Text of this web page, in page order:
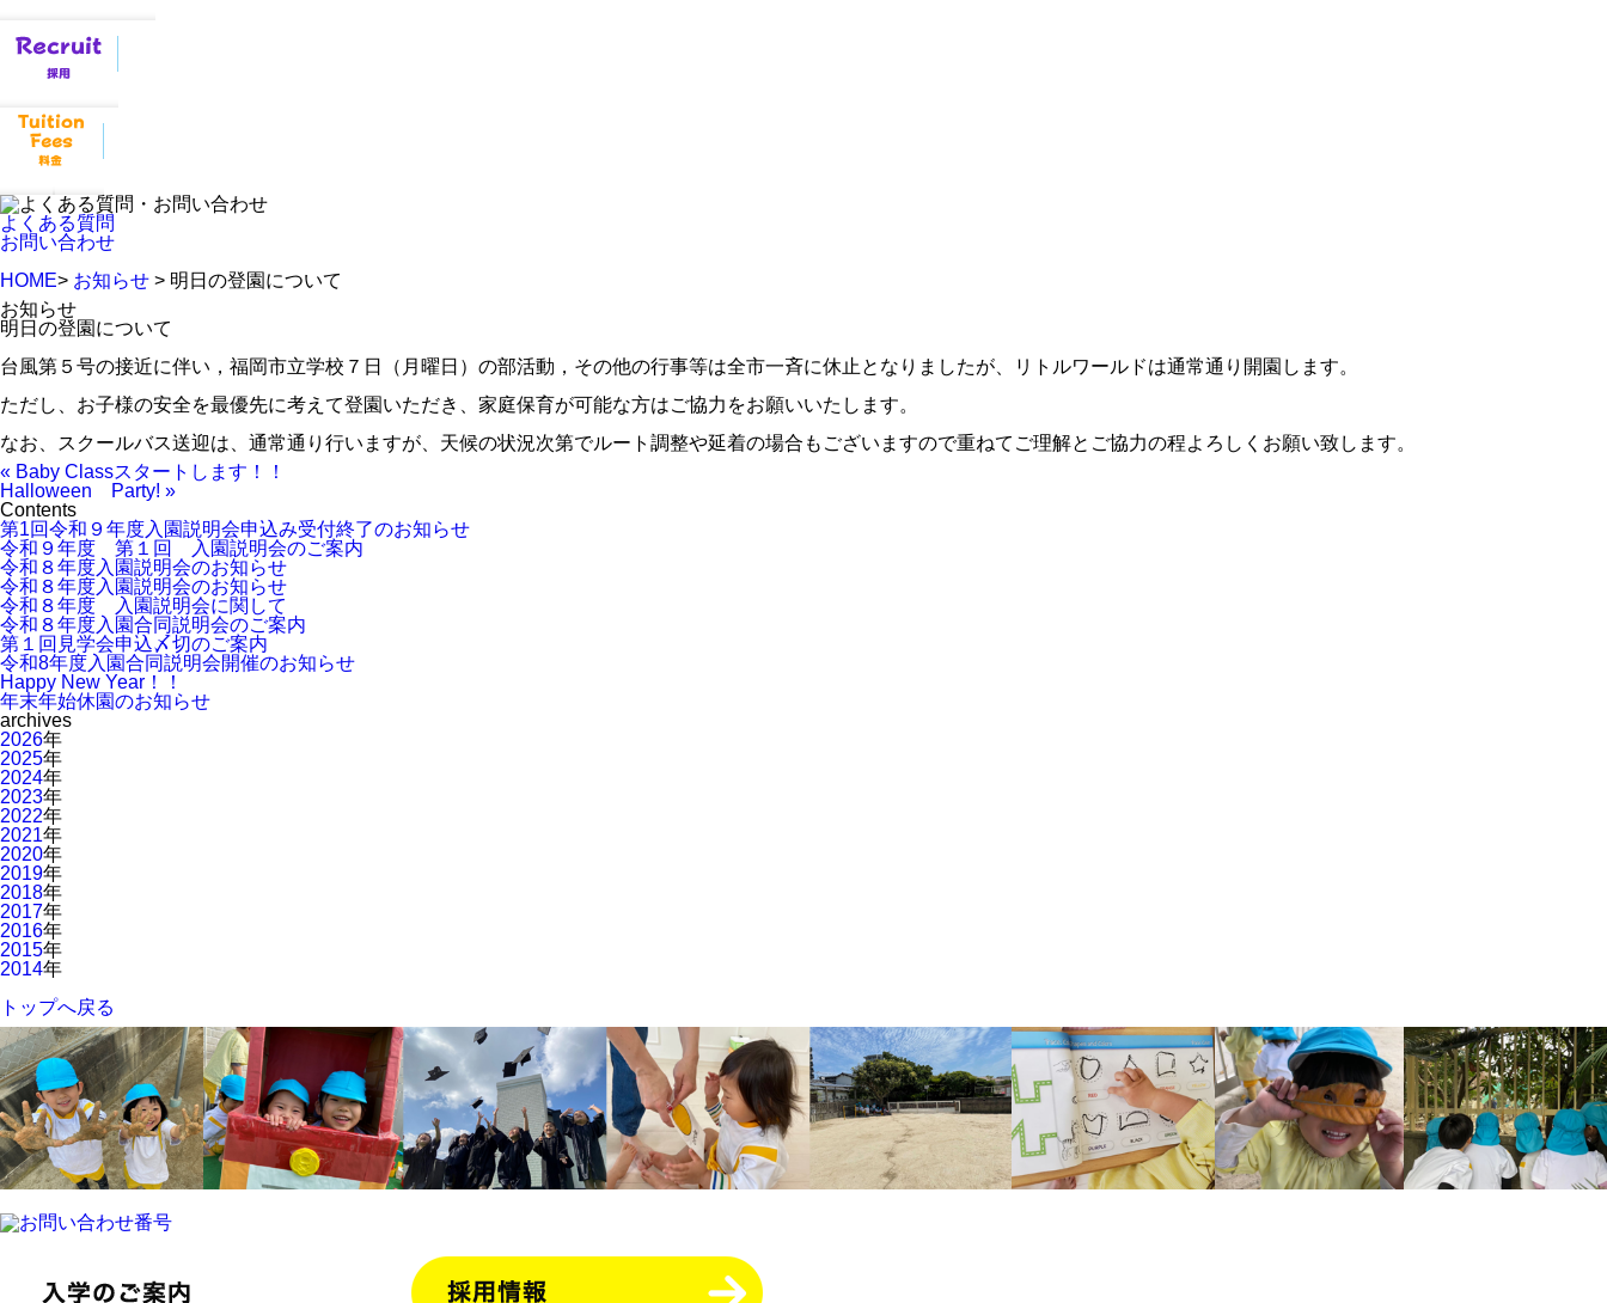
よくある質問
お問い合わせ
HOME> お知らせ > 明日の登園について
お知らせ
明日の登園について
台風第５号の接近に伴い，福岡市立学校７日（月曜日）の部活動，その他の行事等は全市一斉に休止となりましたが、リトルワールドは通常通り開園します。
ただし、お子様の安全を最優先に考えて登園いただき、家庭保育が可能な方はご協力をお願いいたします。
なお、スクールバス送迎は、通常通り行いますが、天候の状況次第でルート調整や延着の場合もございますので重ねてご理解とご協力の程よろしくお願い致します。
« Baby Classスタートします！！
Halloween Party! »
Contents
第1回令和９年度入園説明会申込み受付終了のお知らせ
令和９年度 第１回 入園説明会のご案内
令和８年度入園説明会のお知らせ
令和８年度入園説明会のお知らせ
令和８年度 入園説明会に関して
令和８年度入園合同説明会のご案内
第１回見学会申込〆切のご案内
令和8年度入園合同説明会開催のお知らせ
Happy New Year！！
年末年始休園のお知らせ
archives
2026年
2025年
2024年
2023年
2022年
2021年
2020年
2019年
2018年
2017年
2016年
2015年
2014年
トップへ戻る